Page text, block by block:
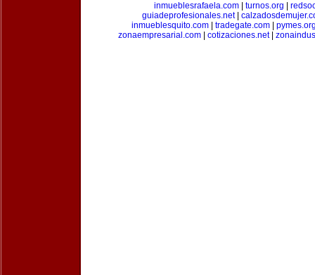
inmueblesrafaela.com
turnos.org
guiadeprofesionales.net|
inmueblesquito.com
tradegate.com
zonaempresarial.com| cotizaciones.net|